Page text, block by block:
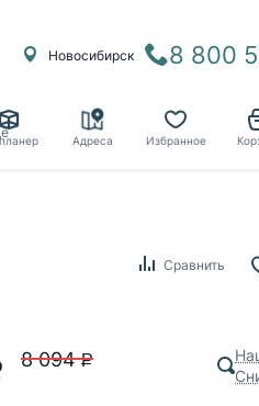
Адреса Избранное
Новосибирск 8 800
Сравнить
8 094 P